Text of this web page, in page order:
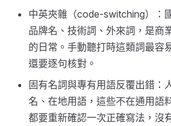
中英夾雜（code-switching）：
品牌名、技術詞、外來詞，是商
的日常。手動聽打時這類詞最容
還要逐句核對。
固有名詞與專有用語反覆出錯：
名、在地用語，這些不在通用語
都要重新確認一次正確寫法，沒